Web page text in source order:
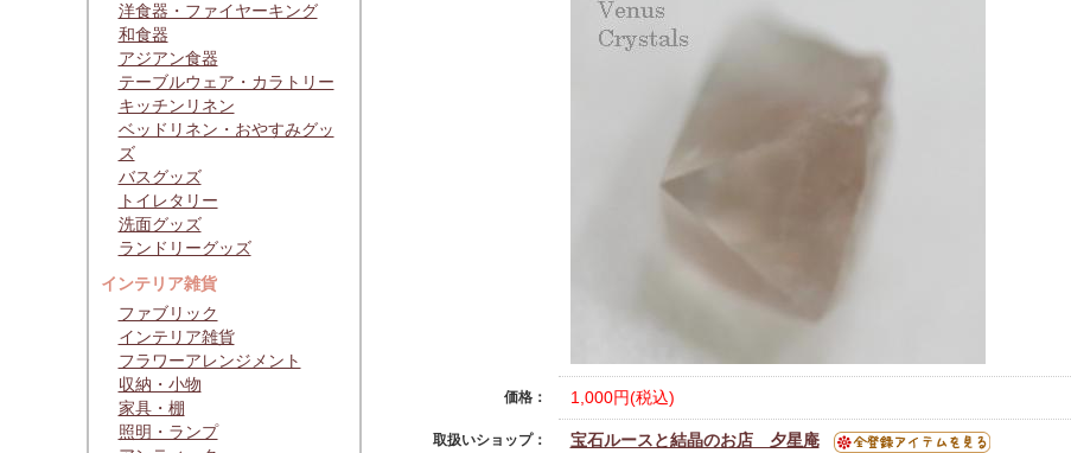
洋食器・ファイヤーキング
和食器
アジアン食器
テーブルウェア・カラトリー
キッチンリネン
ベッドリネン・おやすみグッ
ズ
バスグッズ
トイレタリー
洗面グッズ
ランドリーグッズ
インテリア雑貨
ファブリック
インテリア雑貨
フラワーアレンジメント
収納・小物
家具・棚
照明・ランプ
価格： 1,000円(税込)
取扱いショップ： 宝石ルースと結晶のお店 夕星庵